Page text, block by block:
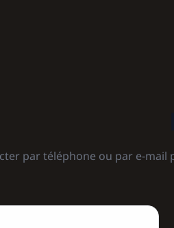
par téléphone ou par e-